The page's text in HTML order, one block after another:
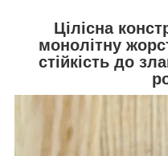
Цілісна
монолітну
стійкість до